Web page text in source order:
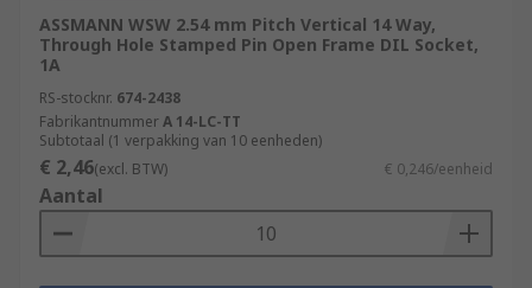
ASSMANN WSW 2.54 mm Pitch Vertical 14 Way,
Through Hole Stamped Pin Open Frame DIL Socket,
1A
RS-stocknr. 674-2438
FabrikantnummerA 14-LC-TT
Subtotaal (1 verpakking van 10 eenheden)
€ 2,46(excl. BTW) € 0,246/eenheid
Aantal